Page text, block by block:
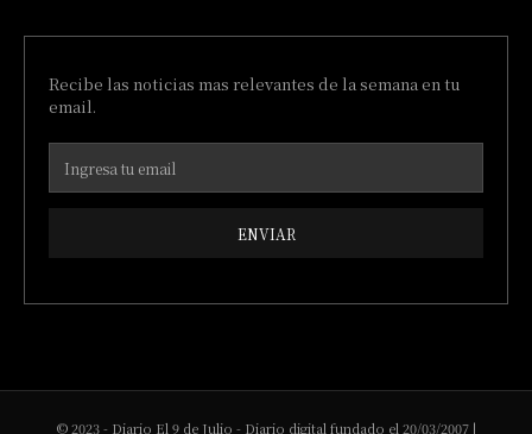
Recibe las noticias mas relevantes de la semana en tu
email.
ENVIAR
© 2023 - Diario El 9 de Julio - Diario digital fundado el 20/03/2007 |